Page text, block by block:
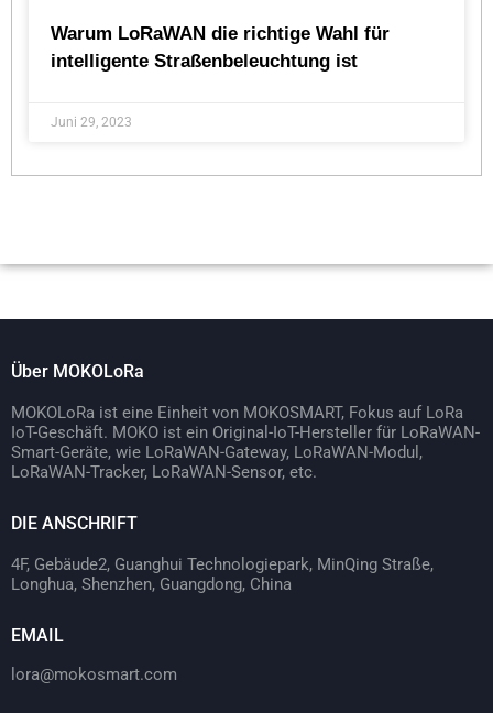
Warum LoRaWAN die richtige Wahl für
intelligente Straßenbeleuchtung ist
Juni 29, 2023
Über MOKOLoRa
MOKOLoRa ist eine Einheit von MOKOSMART, Fokus auf LoRa
IoT-Geschäft. MOKO ist ein Original-IoT-Hersteller für LoRaWAN-
Smart-Geräte, wie LoRaWAN-Gateway, LoRaWAN-Modul,
LoRaWAN-Tracker, LoRaWAN-Sensor, etc.
DIE ANSCHRIFT
4F, Gebäude2, Guanghui Technologiepark, MinQing Straße,
Longhua, Shenzhen, Guangdong, China
EMAIL
lora@mokosmart.com